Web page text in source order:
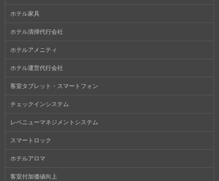
ホテル家具
ホテル清掃代行会社
ホテルアメニティ
ホテル運営代行会社
客室タブレット・スマートフォン
チェックインシステム
レベニューマネジメントシステム
スマートロック
ホテルアロマ
客室付加価値向上